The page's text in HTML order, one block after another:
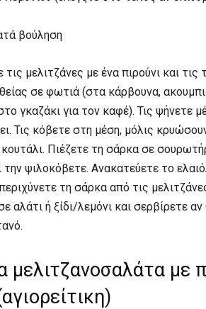
βούληση
τις μελιτζάνες με ένα πιρούνι και
σε φωτιά (στα κάρβουνα,
γκαζάκι για τον καφέ). Τις ψήνετε
Τις κόβετε στη μέση, μόλις
Πιέζετε τη σάρκα σε
ψιλοκόβετε. Ανακατεύετε το
τη σάρκα από τις
αλάτι ή ξίδι/λεμόνι και σερβίρετε
μελιτζανοσαλάτα με